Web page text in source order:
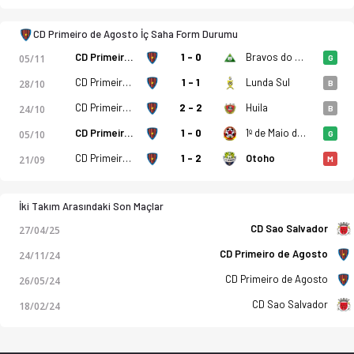
CD Primeiro de Agosto İç Saha Form Durumu
05/11 CD Primeiro de Agosto 1 - 0 Bravos do Maquis G
28/10 CD Primeiro de Agosto 1 - 1 Lunda Sul B
24/10 CD Primeiro de Agosto 2 - 2 Huila B
05/10 CD Primeiro de Agosto 1 - 0 1º de Maio de Benguela G
21/09 CD Primeiro de Agosto 1 - 2 Otoho M
İki Takım Arasındaki Son Maçlar
27/04/25 CD Sao Salvador
24/11/24 CD Primeiro de Agosto
26/05/24 CD Primeiro de Agosto
18/02/24 CD Sao Salvador